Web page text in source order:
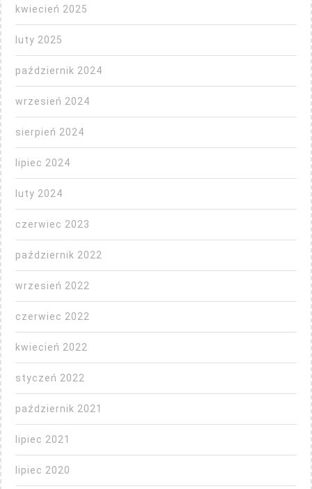
kwiecień 2025
luty 2025
październik 2024
wrzesień 2024
sierpień 2024
lipiec 2024
luty 2024
czerwiec 2023
październik 2022
wrzesień 2022
czerwiec 2022
kwiecień 2022
styczeń 2022
październik 2021
lipiec 2021
lipiec 2020